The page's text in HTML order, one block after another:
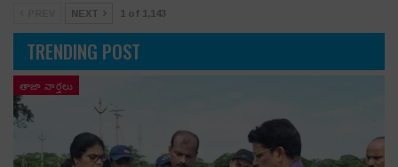
NEXT 1 of 1,143
TRENDING POST
తాజా వార్తలు